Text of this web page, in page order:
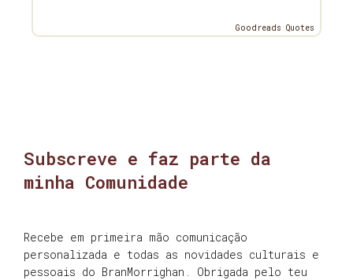
Goodreads Quotes
Subscreve e faz parte da
minha Comunidade
Recebe em primeira mão comunicação
personalizada e todas as novidades culturais e
pessoais do BranMorrighan. Obrigada pelo teu